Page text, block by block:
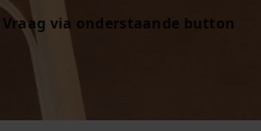
via onderstaande button